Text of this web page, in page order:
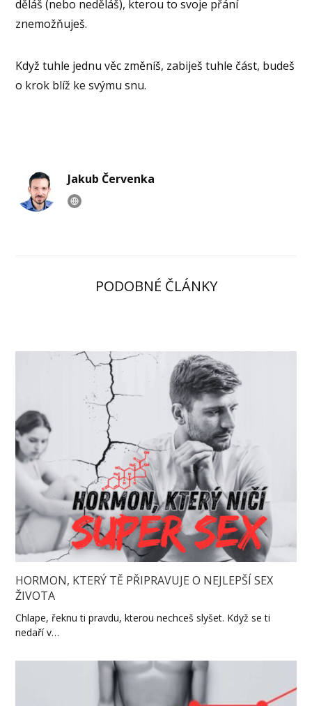
děláš (nebo neděláš), kterou to svoje přání
znemožňuješ.
Když tuhle jednu věc změníš, zabiješ tuhle část, budeš
o krok blíž ke svýmu snu.
Jakub Červenka
PODOBNÉ ČLÁNKY
HORMON, KTERÝ TĚ PŘIPRAVUJE O NEJLEPŠÍ SEX
ŽIVOTA
Chlape, řeknu ti pravdu, kterou nechceš slyšet. Když se ti
nedaří v…